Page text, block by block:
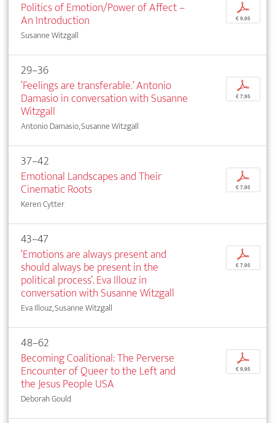
Politics of Emotion/Power of Affect –
An Introduction
Susanne Witzgall
p
€ 9,95
29–36
‘Feelings are transferable.’ Antonio
Damasio in conversation with Susanne
Witzgall
Antonio Damasio, Susanne Witzgall
p
€ 7,95
37–42
Emotional Landscapes and Their
Cinematic Roots
Keren Cytter
p
€ 7,95
43–47
‘Emotions are always present and
should always be present in the
political process’. Eva Illouz in
conversation with Susanne Witzgall
Eva Illouz, Susanne Witzgall
p
€ 7,95
48–62
Becoming Coalitional: The Perverse
Encounter of Queer to the Left and
the Jesus People USA
Deborah Gould
p
€ 9,95